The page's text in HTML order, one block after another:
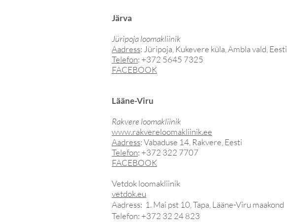
Järva
Jüripoja loomakliinik
Aadress: Jüripoja, Kukevere küla, Ambla vald, Eesti
Telefon: +372 5645 7325
FACEBOOK
Lääne-Viru
Rakvere loomakliinik
www.rakvereloomakliinik.ee
Aadress: Vabaduse 14, Rakvere, Eesti
Telefon: +372 322 7707
FACEBOOK
Vetdok loomakliinik
vetdok.eu
Aadress: 1. Mai pst 10, Tapa, Lääne-Viru maakond
Telefon: +372 32 24 823